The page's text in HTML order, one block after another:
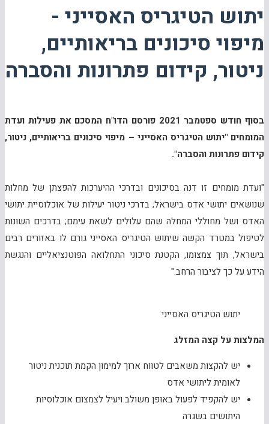
יתוש הטיגריס האסייני -
מיפוי סיכונים בריאותיים,
ניטור, קידום פתרונות והסברה
בסוף חודש ספטמבר 2021 פורסם הדו"ח המסכם את פעילות ועדת
המומחים "יתוש הטיגריס האסייני – מיפוי סיכונים בריאותיים, ניטור,
קידום פתרונות והסברה".
"ועדת מומחים זו דנה בסיכונים ובדרכי ההיערכות להפצתן של מחלות
שנושאים יתושי אדס בישראל; בדרכי ניטור יעילות של אוכלוסיית יתושי
האדס ושל מחוללי המחלה שהם עלולים לשאת עימם; בדרכים השונות
לטיפול במטרד הקשה שיתוש הטיגריס האסייני גורם לו באזורים רבים
בישראל, תוך צמצומו, הקטנת סיכוני התחלואה הפוטנציאליים והנגשת
הידע על כך לציבור הרחב."
יתוש הטיגריס האסייני
המלצות על קצה המזלג
יש להקצות משאבים לטווח ארוך למימון הקמת תוכנית ניטור
לאומית ליתושי אדס
יש להקפיד לפעול באופן משולב ויעיל לצמצום אוכלוסיות
היתושים בשגרה